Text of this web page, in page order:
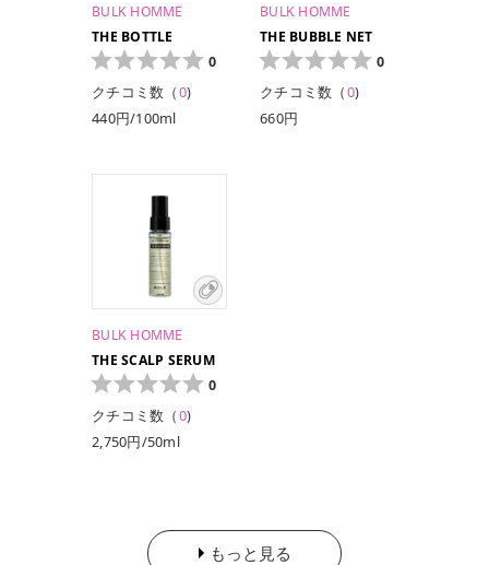
BULK HOMME
THE BOTTLE
0
クチコミ数（0)
440円/100ml
BULK HOMME
THE BUBBLE NET
0
クチコミ数（0)
660円
BULK HOMME
THE SCALP SERUM
0
クチコミ数（0)
2,750円/50ml
もっと見る